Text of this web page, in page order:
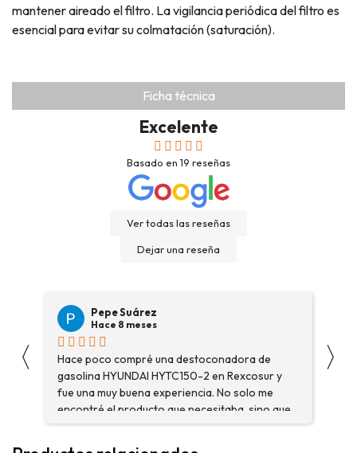
Ficha técnica
mantener aireado el filtro. La vigilancia periódica del filtro es
esencial para evitar su colmatación (saturación).
Excelente
Basado en 19 reseñas
Ver todas las reseñas
Dejar una reseña
〈
Pepe Suárez
Hace 8 meses
Hace poco compré una destoconadora de
gasolina HYUNDAI HYTC150-2 en Rexcosur y
fue una muy buena experiencia. No solo me
encontré el producto que necesitaba, sino que
me asesoraron y explicaron con detalle para
〉